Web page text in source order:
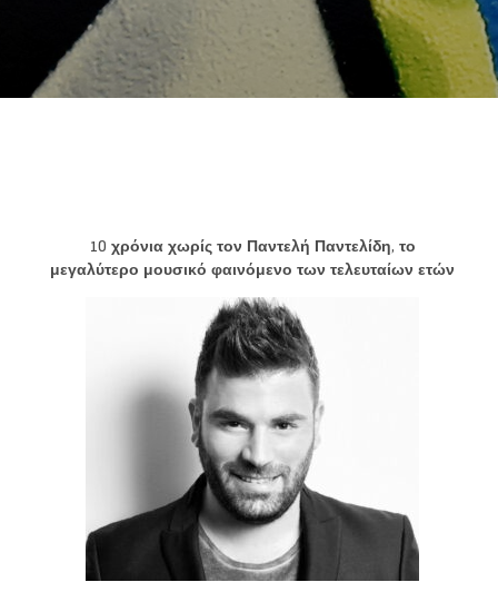
10 χρόνια χωρίς τον Παντελή Παντελίδη, το
μεγαλύτερο μουσικό φαινόμενο των τελευταίων ετών